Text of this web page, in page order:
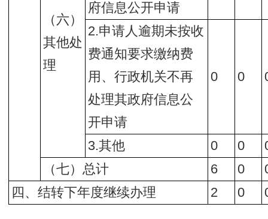
（六）
其他处
理
府信息公开申请
2.申请人逾期未按收
费通知要求缴纳费
用、行政机关不再
处理其政府信息公
开申请
0 0
3.其他 0 0
（七）总计
6 0
四、结转下年度继续办理
2 0